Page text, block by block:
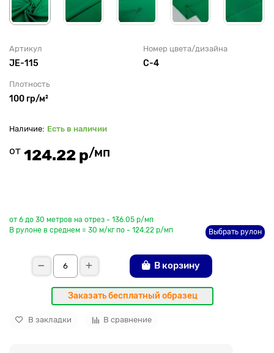
Артикул
JE-115
Номер цвета/дизайна
C-4
Плотность
100 гр/м²
Есть в наличии
от 124.22 р/мп
от 6 до 30 метров на отрез - 136.05 р/мп
В рулоне в среднем = 30 м/кг по - 124.22 р/мп
Выбрать рулон
В корзину
Заказать бесплатный образец
В закладки В сравнение